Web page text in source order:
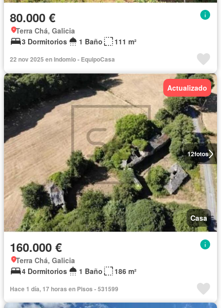
80.000 €
Terra Chá, Galicia
3 Dormitorios
1 Baño 111 m²
22 nov 2025 en Indomio - EquipoCasa
12fotos
Actualizado
Casa
160.000 €
Terra Chá, Galicia
4 Dormitorios
1 Baño 186 m²
Hace 1 día, 17 horas en Pisos - 531599